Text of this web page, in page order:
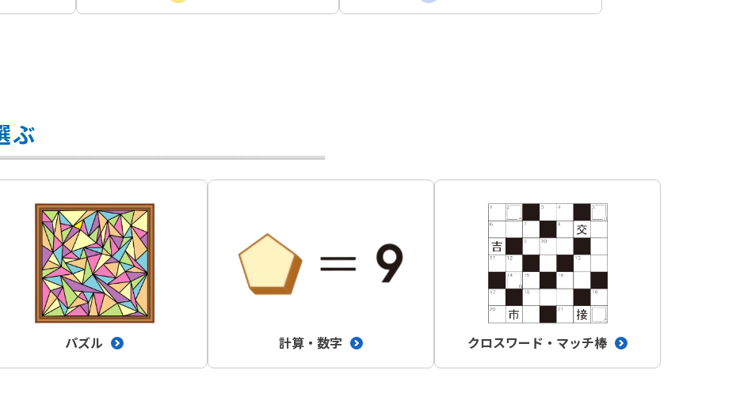
ぶ
パズル 計算・数字 クロスワード ・マッチ棒